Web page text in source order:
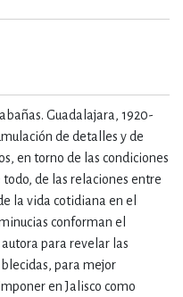
Guadalajara, 1920-
de detalles y de
en torno de las condiciones
de las relaciones entre
la vida cotidiana en el
conforman el
para revelar las
para mejor
en Jalisco como